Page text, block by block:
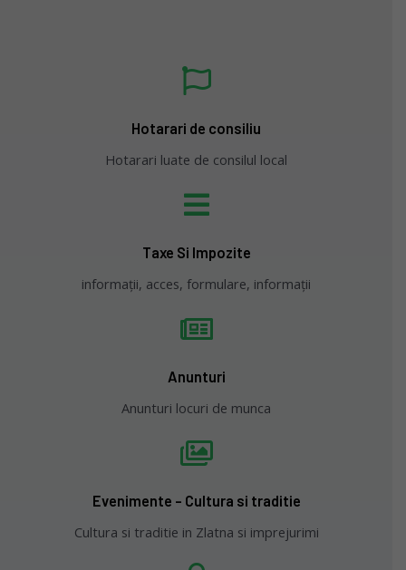
Hotarari de consiliu
Hotarari luate de consilul local
Taxe Si Impozite
informații, acces, formulare, informații
Anunturi
Anunturi locuri de munca
Evenimente - Cultura si traditie
Cultura si traditie in Zlatna si imprejurimi